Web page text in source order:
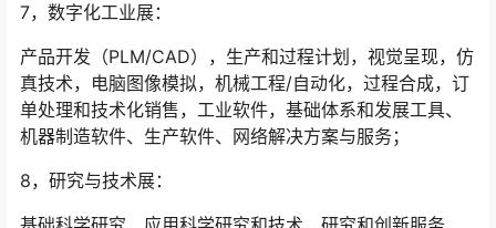
7，数字化工业展：
产品开发（PLM/CAD），生产和过程计划，视觉呈现，仿
真技术，电脑图像模拟，机械工程/自动化，过程合成，订
单处理和技术化销售，工业软件，基础体系和发展工具、
机器制造软件、生产软件、网络解决方案与服务；
8，研究与技术展：